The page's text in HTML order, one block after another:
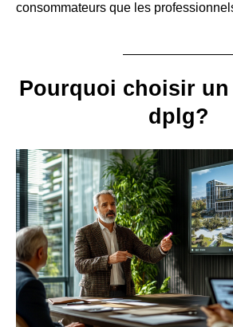
consommateurs que les
Pourquoi choisir
dplg?